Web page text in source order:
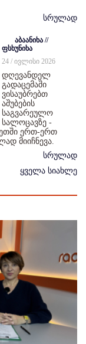
სრულად
აბაანიხა //
ფსხუნიხა
24 / ივლისი 2026
დღევანდელ
გადაცემაში
ვისაუბრებთ
აშუბების
საგვარეულო
სალოცავზე -
ერთ-ერთ
მიიჩნევა.
სრულად
ყველა სიახლე